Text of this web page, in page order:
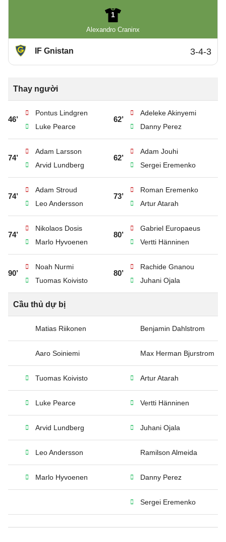
1
Alexandro Craninx
IF Gnistan 3-4-3
Thay người
46’
Pontus Lindgren
Luke Pearce
62’
Adeleke Akinyemi
Danny Perez
74’
Adam Larsson
Arvid Lundberg
62’
Adam Jouhi
Sergei Eremenko
74’
Adam Stroud
Leo Andersson
73’
Roman Eremenko
Artur Atarah
74’
Nikolaos Dosis
Marlo Hyvoenen
80’
Gabriel Europaeus
Vertti Hänninen
90’
Noah Nurmi
Tuomas Koivisto
80’
Rachide Gnanou
Juhani Ojala
Cầu thủ dự bị
Matias Riikonen Benjamin Dahlstrom
Aaro Soiniemi Max Herman Bjurstrom
Tuomas Koivisto Artur Atarah
Luke Pearce Vertti Hänninen
Arvid Lundberg Juhani Ojala
Leo Andersson Ramilson Almeida
Marlo Hyvoenen Danny Perez
Sergei Eremenko